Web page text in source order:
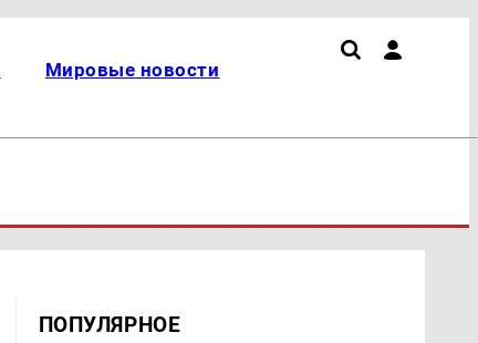
Мировые новости
ПОПУЛЯРНОЕ